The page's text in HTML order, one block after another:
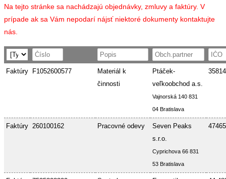
Na tejto stránke sa nachádzajú objednávky, zmluvy a faktúry. V
prípade ak sa Vám nepodarí nájsť niektoré dokumenty kontaktujte
nás.
Faktúry F1052600577
Materiál k
činnosti
Ptáček-
veľkoobchod a.s.
Vajnorská 140 831
04 Bratislava
Faktúry 260100162 Pracovné odevy
Seven Peaks
s.r.o.
Cyprichova 66 831
53 Bratislava